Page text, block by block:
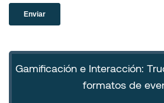
Gamificación e Interacción:
formatos de